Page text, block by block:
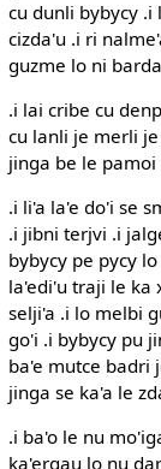
cu dunli bybycy .i
cizda'u .i ri
guzme lo ni
.i lai cribe cu
cu lanli je merli
jinga be le
.i li'a la'e do'i se
.i jibni terjvi .i
bybycy pe pycy
la'edi'u traji le ka
selji'a .i lo melbi
go'i .i bybycy pu
ba'e mutce badri
jinga se ka'a le
.i ba'o le nu
ka'ergau lo nu